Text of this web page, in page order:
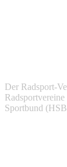
Der Radsport-
Sportbund